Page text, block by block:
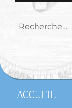
Recherche
pour :
ACCUEIL